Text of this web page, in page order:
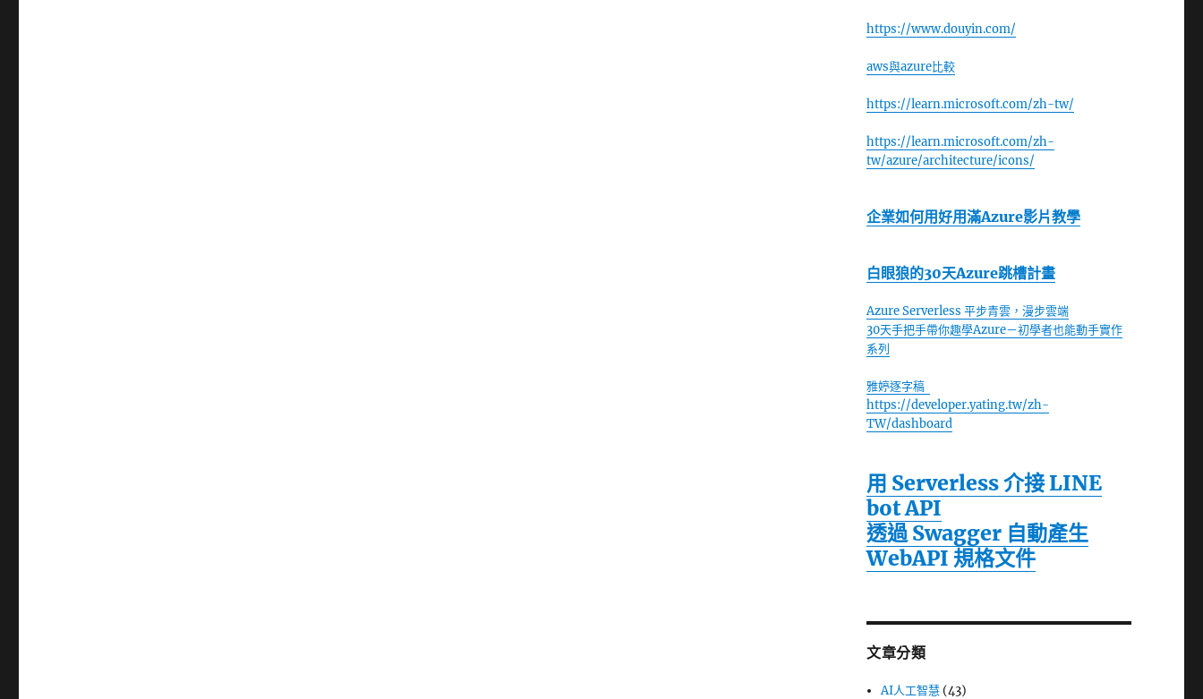
https://www.douyin.com/
aws與azure比較
https://learn.microsoft.com/zh-tw/
https://learn.microsoft.com/zh-
tw/azure/architecture/icons/
企業如何用好用滿Azure影片教學
白眼狼的30天Azure跳槽計畫
Azure Serverless 平步青雲，漫步雲端
30天手把手帶你趣學Azure－初學者也能動手實作
系列
雅婷逐字稿
https://developer.yating.tw/zh-
TW/dashboard
用 Serverless 介接 LINE
bot API
透過 Swagger 自動產生
WebAPI 規格文件
文章分類
AI人工智慧 (43)